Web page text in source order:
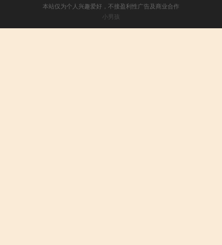
本站仅为个人兴趣爱好，不接盈利性广告及商业合作
小男孩